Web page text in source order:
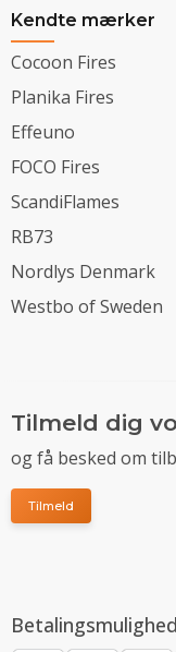
Kendte mærker
Cocoon Fires
Planika Fires
Effeuno
FOCO Fires
ScandiFlames
RB73
Nordlys Denmark
Westbo of Sweden
Tilmeld dig
og få besked om
Tilmeld